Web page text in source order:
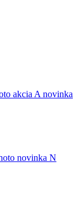
akcia A novinka
novinka N